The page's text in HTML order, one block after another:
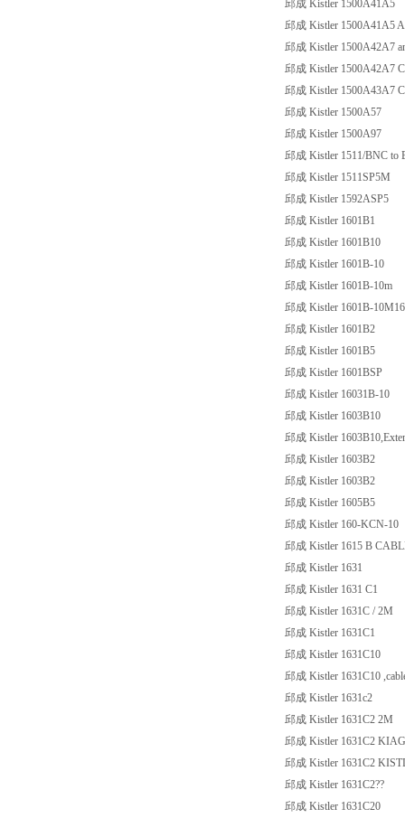
邱成 Kistler 1500A41A5
邱成 Kistler 1500A41A5
邱成 Kistler 1500A42A7
邱成 Kistler 1500A42A7
邱成 Kistler 1500A43A7
邱成 Kistler 1500A57
邱成 Kistler 1500A97
邱成 Kistler 1511/BNC to
邱成 Kistler 1511SP5M
邱成 Kistler 1592ASP5
邱成 Kistler 1601B1
邱成 Kistler 1601B10
邱成 Kistler 1601B-10
邱成 Kistler 1601B-10m
邱成 Kistler 1601B-
邱成 Kistler 1601B2
邱成 Kistler 1601B5
邱成 Kistler 1601BSP
邱成 Kistler 16031B-10
邱成 Kistler 1603B10
邱成 Kistler
邱成 Kistler 1603B2
邱成 Kistler 1603B2
邱成 Kistler 1605B5
邱成 Kistler 160-KCN-10
邱成 Kistler 1615 B
邱成 Kistler 1631
邱成 Kistler 1631 C1
邱成 Kistler 1631C / 2M
邱成 Kistler 1631C1
邱成 Kistler 1631C10
邱成 Kistler 1631C10
邱成 Kistler 1631c2
邱成 Kistler 1631C2 2M
邱成 Kistler 1631C2
邱成 Kistler 1631C2
邱成 Kistler 1631C2??
邱成 Kistler 1631C20